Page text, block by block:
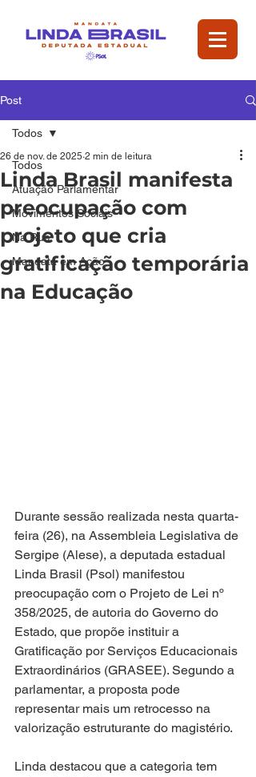
Post
Todos
Atuação Parlamentar
Movimentos Sociais
Na Rua
Mandata em Ação
Todos
Linda Brasil manifesta
preocupação com
projeto que cria
gratificação temporária
na Educação
26 de nov. de 2025 2 min de leitura
Durante sessão realizada nesta quarta-
feira (26), na Assembleia Legislativa de
Sergipe (Alese), a deputada estadual
Linda Brasil (Psol) manifestou
preocupação com o Projeto de Lei nº
358/2025, de autoria do Governo do
Estado, que propõe instituir a
Gratificação por Serviços Educacionais
Extraordinários (GRASEE). Segundo a
parlamentar, a proposta pode
representar mais um retrocesso na
valorização estruturante do magistério.
Linda destacou que a categoria tem